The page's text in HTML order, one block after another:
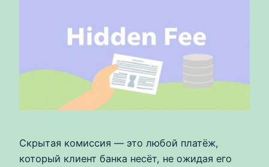
Скрытая комиссия — это любой платёж,
который клиент банка несёт, не ожидая его